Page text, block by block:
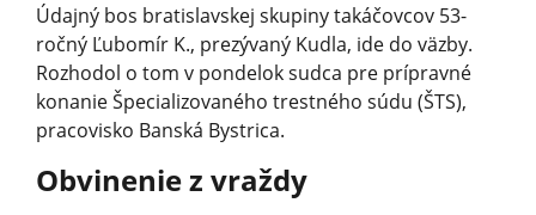
Údajný bos bratislavskej skupiny takáčovcov 53-
ročný Ľubomír K., prezývaný Kudla, ide do väzby.
Rozhodol o tom v pondelok sudca pre prípravné
konanie Špecializovaného trestného súdu (ŠTS),
pracovisko Banská Bystrica.
Obvinenie z vraždy